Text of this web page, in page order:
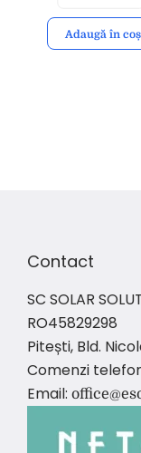
Adaugă în coș
Contact
SC SOLAR
RO45829298
Pitești, Bld.
Comenzi
Email: